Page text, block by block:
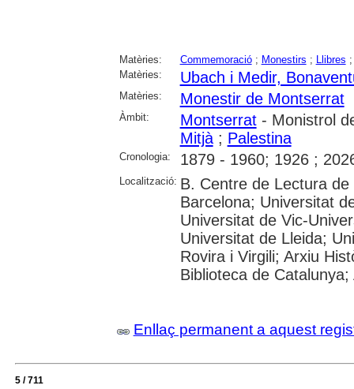
Matèries: Commemoració; Monestirs ; Llibres
Matèries:
Ubach i Medir,
Matèries: Monestir de Montserrat
Àmbit: Montserrat- Monistrol
Mitjà; Palestina
Cronologia: 1879 - 1960; 1926 ;
Localització: B. Centre de Lectura
Barcelona; Universitat
Universitat de Vic-
Universitat de Lleida;
Rovira i Virgili; Arxiu
Biblioteca de
Enllaç permanent a aquest
5 / 711